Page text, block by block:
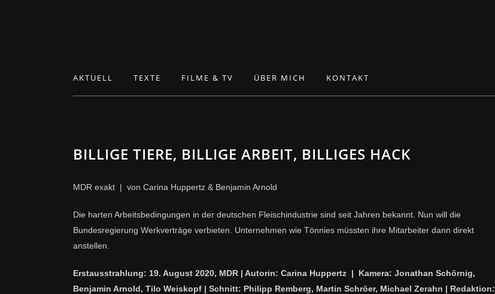
AKTUELL TEXTE FILME & TV ÜBER MICH KONTAKT
BILLIGE TIERE, BILLIGE ARBEIT, BILLIGES HACK
MDR exakt | von Carina Huppertz & Benjamin Arnold
Die harten Arbeitsbedingungen in der deutschen Fleischindustrie sind seit Jahren bekannt. Nun will die
Bundesregierung Werkverträge verbieten. Unternehmen wie Tönnies müssten ihre Mitarbeiter dann direkt
anstellen.
Erstausstrahlung: 19. August 2020, MDR | Autorin: Carina Huppertz |
Kamera: Jonathan Schörnig,
Benjamin Arnold, Tilo Weiskopf | Schnitt: Philipp Remberg, Martin Schröer, Michael Zerahn | Redaktion: